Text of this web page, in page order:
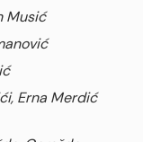
Musić
Erna Merdić